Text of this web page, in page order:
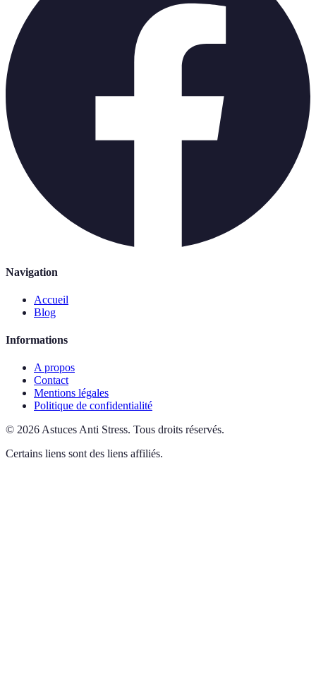
Navigation
Accueil
Blog
Informations
A propos
Contact
Mentions légales
Politique de confidentialité
© 2026Astuces Anti Stress. Tous droits réservés.
Certains liens sont des liens affiliés.